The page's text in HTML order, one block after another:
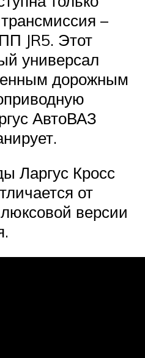
–
JR5. Этот
универсал
дорожным
АвтоВАЗ
Ларгус Кросс
от
версии